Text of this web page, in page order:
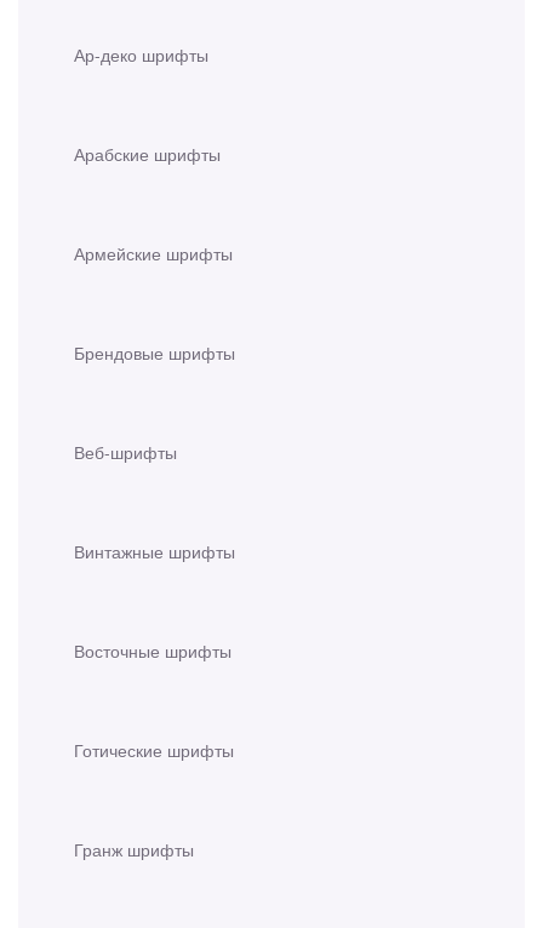
Ар-деко шрифты
Арабские шрифты
Армейские шрифты
Брендовые шрифты
Веб-шрифты
Винтажные шрифты
Восточные шрифты
Готические шрифты
Гранж шрифты